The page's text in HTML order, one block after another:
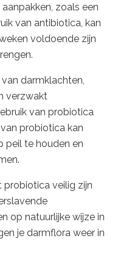
zoals een
van antibiotica, kan
voldoende zijn
darmklachten,
verzwakt
van probiotica
probiotica kan
peil te houden en
probiotica veilig zijn
op natuurlijke wijze in
je darmflora weer in